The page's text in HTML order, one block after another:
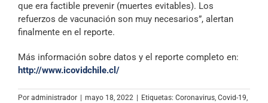
que era factible prevenir (muertes evitables). Los
refuerzos de vacunación son muy necesarios”, alertan
finalmente en el reporte.
Más información sobre datos y el reporte completo en:
http://www.icovidchile.cl/
Por administrador mayo 18, 2022 Etiquetas: Coronavirus, Covid-19,